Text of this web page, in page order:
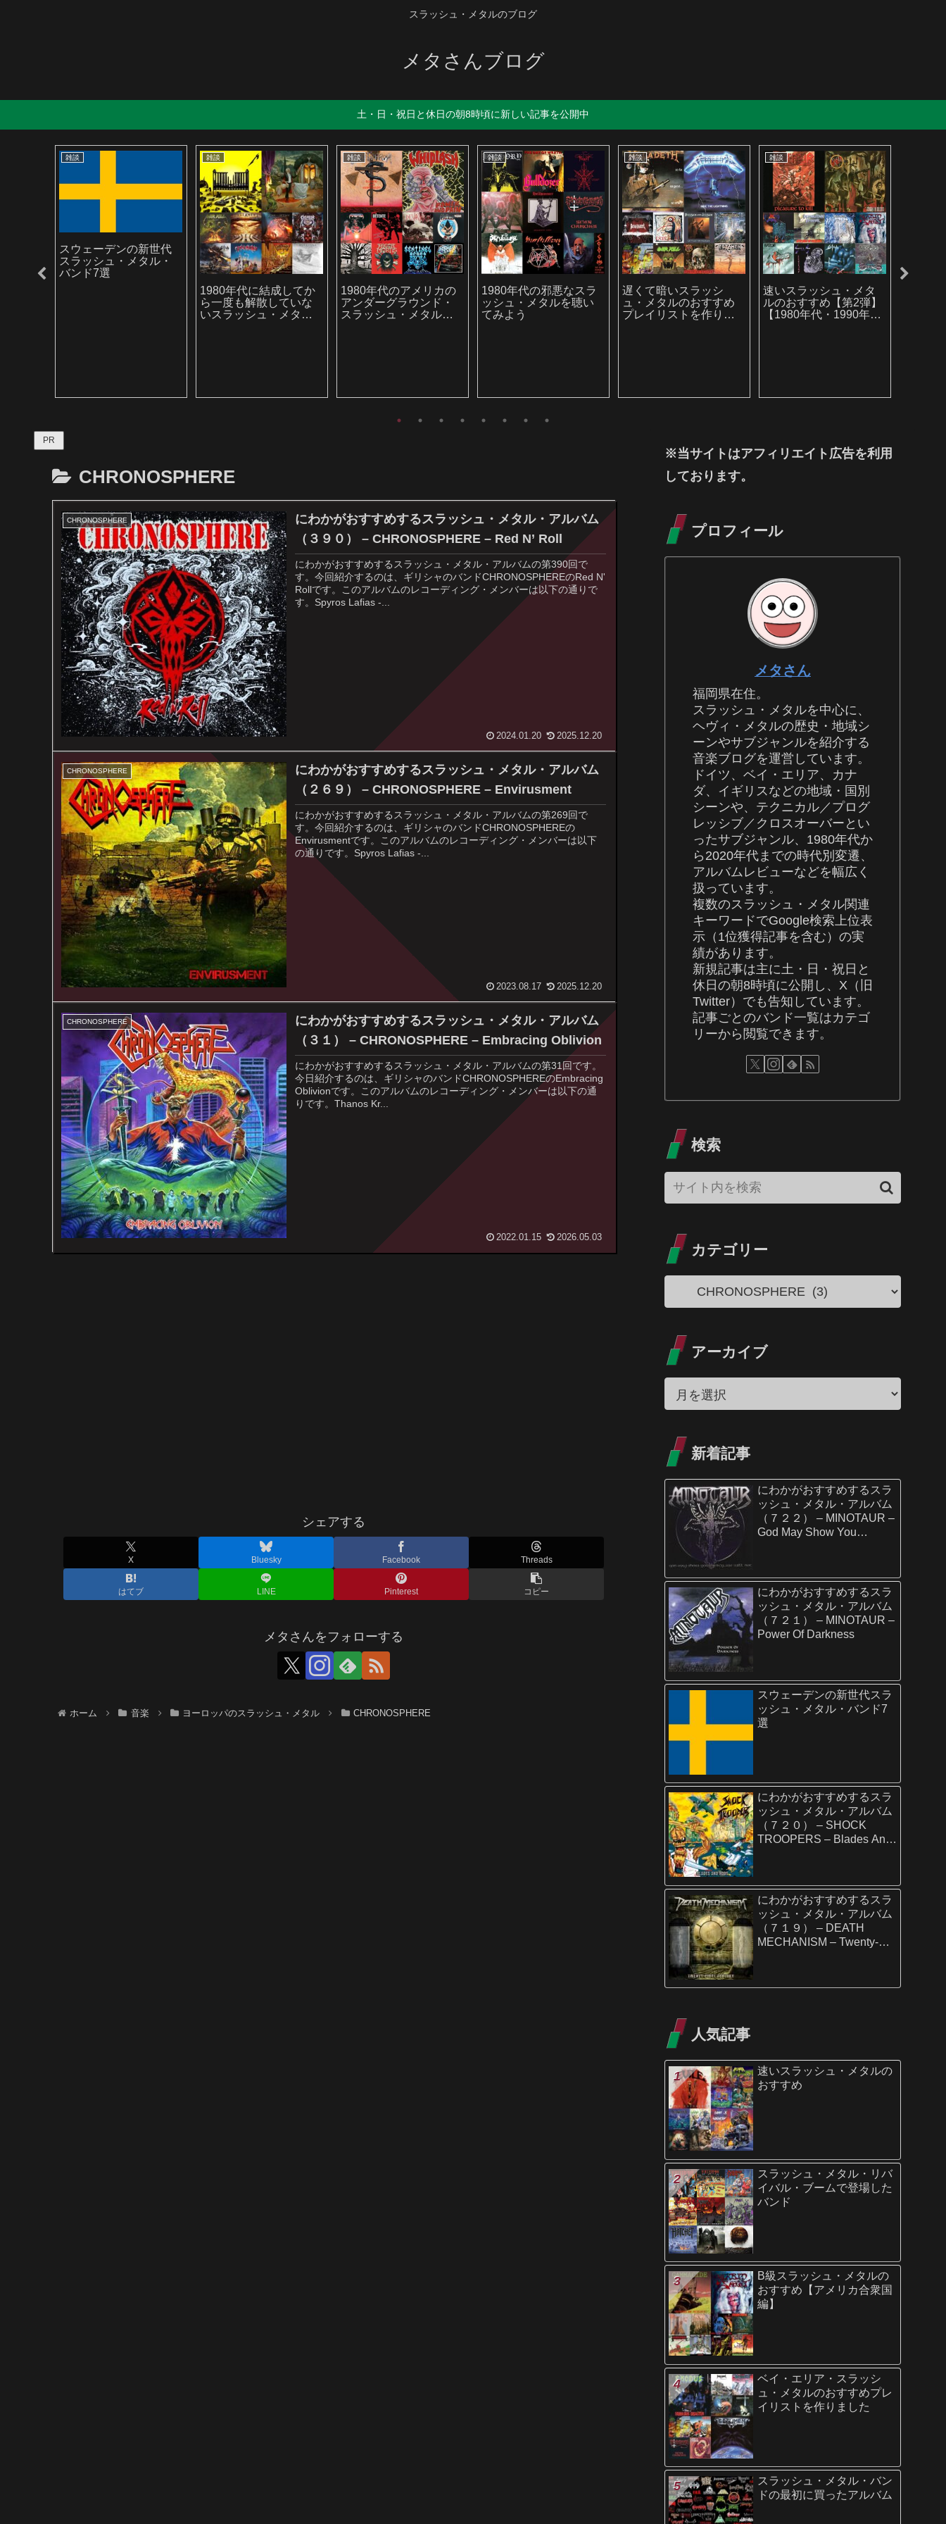
スラッシュ・メタルのブログ
メタさんブログ
土・日・祝日と休日の朝8時頃に新しい記事を公開中
雑談
スウェーデンの新世代
スラッシュ・メタル・
バンド7選
雑談
1980年代に結成してか
ら一度も解散していな
いスラッシュ・メタ
雑談
1980年代のアメリカの
アンダーグラウンド・
スラッシュ・メタルを
雑談
1980年代の邪悪なスラ
ッシュ・メタルを聴い
てみよう
雑談
遅くて暗いスラッシ
ュ・メタルのおすすめ
プレイリストを作りま
雑談
速いスラッシュ・メタ
ルのおすすめ【第2弾】
【1980年代・1990年代
PR
CHRONOSPHERE
CHRONOSPHERE
にわかがおすすめするスラッシュ・メタル・アルバム
（３９０） – CHRONOSPHERE – Red N’ Roll
にわかがおすすめするスラッシュ・メタル・アルバムの第390回で
す。今回紹介するのは、ギリシャのバンドCHRONOSPHEREのRed N'
Rollです。このアルバムのレコーディング・メンバーは以下の通りで
す。Spyros Lafias -...
2024.01.20 2025.12.20
CHRONOSPHERE
にわかがおすすめするスラッシュ・メタル・アルバム
（２６９） – CHRONOSPHERE – Envirusment
にわかがおすすめするスラッシュ・メタル・アルバムの第269回で
す。今回紹介するのは、ギリシャのバンドCHRONOSPHEREの
Envirusmentです。このアルバムのレコーディング・メンバーは以下
の通りです。Spyros Lafias -...
2023.08.17 2025.12.20
CHRONOSPHERE
にわかがおすすめするスラッシュ・メタル・アルバム
（３１） – CHRONOSPHERE – Embracing Oblivion
にわかがおすすめするスラッシュ・メタル・アルバムの第31回です。
今日紹介するのは、ギリシャのバンドCHRONOSPHEREのEmbracing
Oblivionです。このアルバムのレコーディング・メンバーは以下の通
りです。Thanos Kr...
2022.01.15 2026.05.03
シェアする
X Bluesky Facebook Threads
はてブ LINE Pinterest コピー
メタさんをフォローする
ホーム 音楽 ヨーロッパのスラッシュ・メタル CHRONOSPHERE
※当サイトはアフィリエイト広告を利用
しております。
プロフィール
メタさん
福岡県在住。
スラッシュ・メタルを中心に、
ヘヴィ・メタルの歴史・地域シ
ーンやサブジャンルを紹介する
音楽ブログを運営しています。
ドイツ、ベイ・エリア、カナ
ダ、イギリスなどの地域・国別
シーンや、テクニカル／プログ
レッシブ／クロスオーバーとい
ったサブジャンル、1980年代か
ら2020年代までの時代別変遷、
アルバムレビューなどを幅広く
扱っています。
複数のスラッシュ・メタル関連
キーワードでGoogle検索上位表
示（1位獲得記事を含む）の実
績があります。
新規記事は主に土・日・祝日と
休日の朝8時頃に公開し、X（旧
Twitter）でも告知しています。
記事ごとのバンド一覧はカテゴ
リーから閲覧できます。
検索
カテゴリー
アーカイブ
新着記事
にわかがおすすめするスラ
ッシュ・メタル・アルバム
（７２２） – MINOTAUR –
God May Show You
にわかがおすすめするスラ
ッシュ・メタル・アルバム
（７２１） – MINOTAUR –
Power Of Darkness
スウェーデンの新世代スラ
ッシュ・メタル・バンド7
選
にわかがおすすめするスラ
ッシュ・メタル・アルバム
（７２０） – SHOCK
TROOPERS – Blades And
にわかがおすすめするスラ
ッシュ・メタル・アルバム
（７１９） – DEATH
MECHANISM – Twenty-
人気記事
速いスラッシュ・メタルの
おすすめ
スラッシュ・メタル・リバ
イバル・ブームで登場した
バンド
B級スラッシュ・メタルの
おすすめ【アメリカ合衆国
編】
ベイ・エリア・スラッシ
ュ・メタルのおすすめプレ
イリストを作りました
スラッシュ・メタル・バン
ドの最初に買ったアルバム